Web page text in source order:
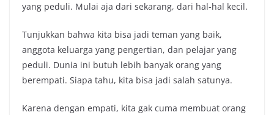
yang peduli. Mulai aja dari sekarang, dari hal-hal kecil.
Tunjukkan bahwa kita bisa jadi teman yang baik,
anggota keluarga yang pengertian, dan pelajar yang
peduli. Dunia ini butuh lebih banyak orang yang
berempati. Siapa tahu, kita bisa jadi salah satunya.
Karena dengan empati, kita gak cuma membuat orang